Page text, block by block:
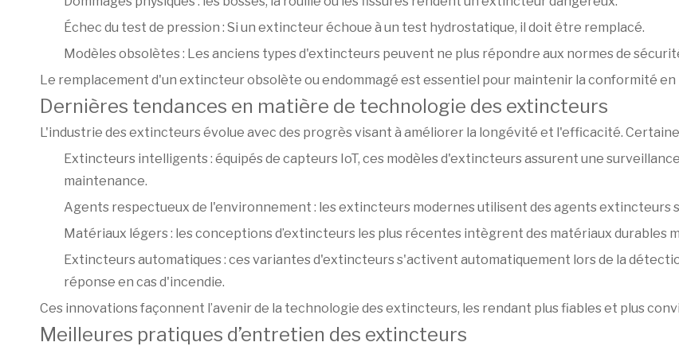
Échec du test de pression : Si un extincteur échoue à un test hydrostatique, il doit être remplacé.
Modèles obsolètes : Les anciens types d'extincteurs peuvent ne plus répondre aux normes de
Le remplacement d'un extincteur obsolète ou endommagé est essentiel pour maintenir la conformité
Dernières tendances en matière de technologie des extincteurs
L'industrie des extincteurs évolue avec des progrès visant à améliorer la longévité et l'efficacité.
Extincteurs intelligents : équipés de capteurs IoT, ces modèles d'extincteurs assurent une
maintenance.
Agents respectueux de l'environnement : les extincteurs modernes utilisent des agents extincteurs
Matériaux légers : les conceptions d’extincteurs les plus récentes intègrent des matériaux durables
Extincteurs automatiques : ces variantes d'extincteurs s'activent automatiquement lors de la
réponse en cas d'incendie.
Ces innovations façonnent l’avenir de la technologie des extincteurs, les rendant plus fiables et plus
Meilleures pratiques d’entretien des extincteurs